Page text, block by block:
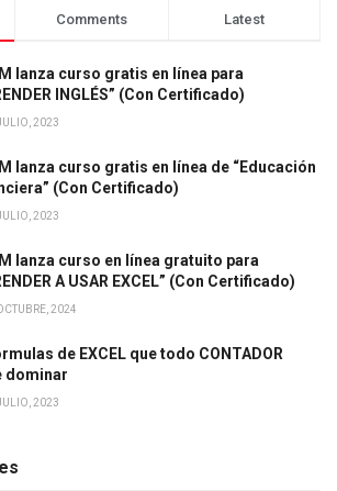
Comments Latest
lanza curso gratis en línea para
INGLÉS” (Con Certificado)
2023
lanza curso gratis en línea de “Educación
(Con Certificado)
2023
lanza curso en línea gratuito para
A USAR EXCEL” (Con Certificado)
2024
de EXCEL que todo CONTADOR
dominar
2023